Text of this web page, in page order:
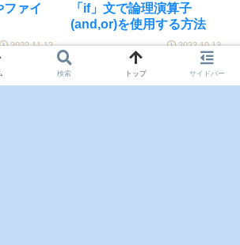
ファイ
2022.11.12
「if」文で論理演算子
(and,or)を使用する方法
2022.10.13
検索 トップ サイドバー